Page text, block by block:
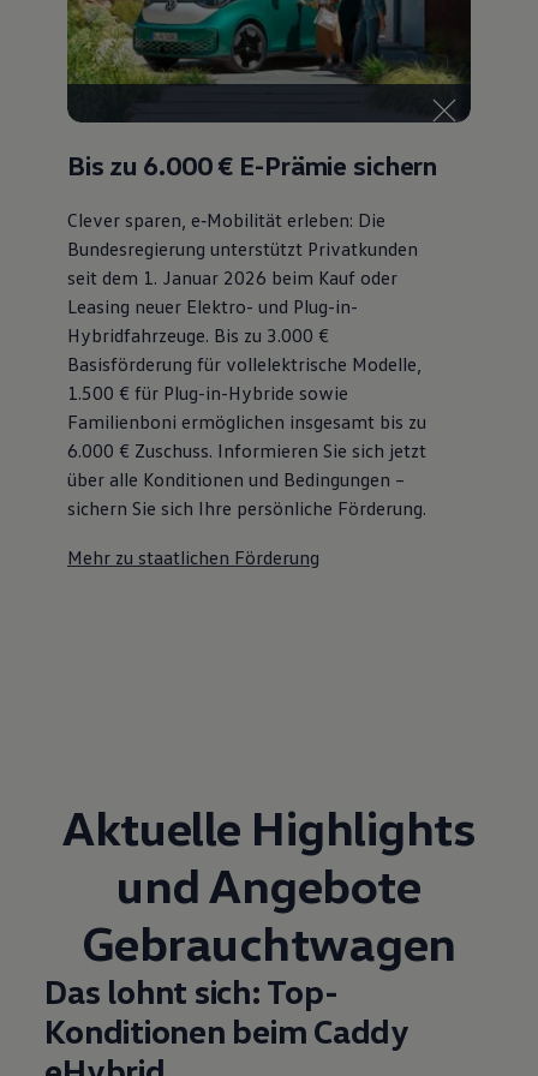
75 Jahre Bulli Jubiläum
Bulli Magazin
Fahrzeugabholung ab Werk
Bis zu 6.000 € E-Prämie sichern
Clever sparen, e‑Mobilität erleben: Die
Bundesregierung unterstützt Privatkunden
seit dem 1. Januar 2026 beim Kauf oder
Leasing neuer Elektro- und Plug-in-
Hybridfahrzeuge. Bis zu 3.000 €
Basisförderung für vollelektrische Modelle,
1.500 € für Plug-in-Hybride sowie
Familienboni ermöglichen insgesamt bis zu
6.000 € Zuschuss⁠. Informieren Sie sich jetzt
über alle Konditionen und Bedingungen –
sichern Sie sich Ihre persönliche Förderung.
Mehr zu staatlichen Förderung
Aktuelle Highlights
und Angebote
Gebrauchtwagen
Das lohnt sich: Top-
Konditionen beim Caddy